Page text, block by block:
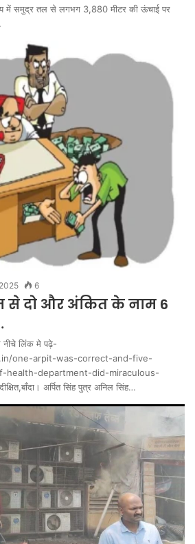
में समुद्र तल से लगभग 3,880 मीटर की ऊंचाई पर
6
दो और अंकित के नाम 6
लिंक मे पढ़े-
one-arpit-was-correct-and-five-
health-department-did-miraculous-
अर्पित सिंह पुत्र अनिल सिंह…